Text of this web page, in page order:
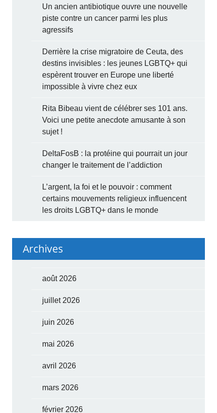
Un ancien antibiotique ouvre une nouvelle
piste contre un cancer parmi les plus
agressifs
Derrière la crise migratoire de Ceuta, des
destins invisibles : les jeunes LGBTQ+ qui
espèrent trouver en Europe une liberté
impossible à vivre chez eux
Rita Bibeau vient de célébrer ses 101 ans.
Voici une petite anecdote amusante à son
sujet !
DeltaFosB : la protéine qui pourrait un jour
changer le traitement de l’addiction
L’argent, la foi et le pouvoir : comment
certains mouvements religieux influencent
les droits LGBTQ+ dans le monde
Archives
août 2026
juillet 2026
juin 2026
mai 2026
avril 2026
mars 2026
février 2026